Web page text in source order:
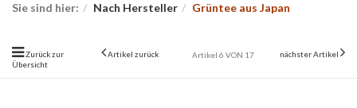
Sie sind hier: Nach Hersteller Grüntee aus Japan
Zurück zur
Übersicht
Artikel zurück Artikel 6 VON 17 nächster Artikel